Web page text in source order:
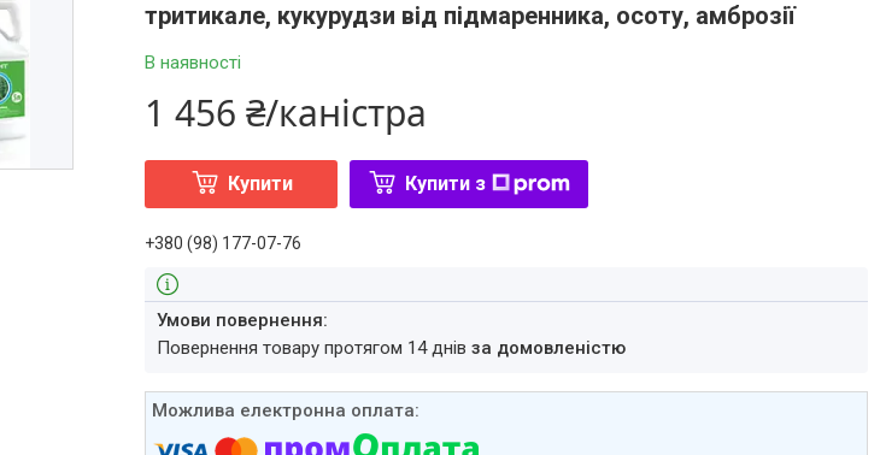
тритикале, кукурудзи від підмаренника, осоту, амброзії
В наявності
1 456 ₴/каністра
Купити Купити з
+380 (98) 177-07-76
повернення товару протягом 14 днівза домовленістю